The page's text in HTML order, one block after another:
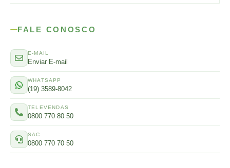
FALE CONOSCO
E-MAIL
Enviar E-mail
WHATSAPP
(19) 3589-8042
TELEVENDAS
0800 770 80 50
SAC
0800 770 70 50